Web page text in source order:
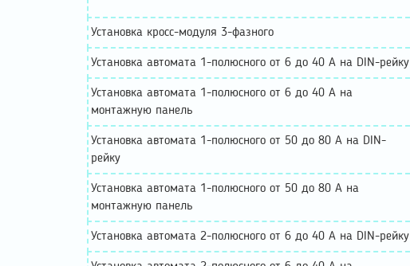
Установка кросс-модуля 3-фазного
Установка автомата 1-полюсного от 6 до 40 А на DIN-рейку
Установка автомата 1-полюсного от 6 до 40 А на
монтажную панель
Установка автомата 1-полюсного от 50 до 80 А на DIN-
рейку
Установка автомата 1-полюсного от 50 до 80 А на
монтажную панель
Установка автомата 2-полюсного от 6 до 40 А на DIN-рейку